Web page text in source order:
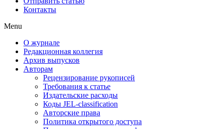
Контакты
Menu
О журнале
Редакционная коллегия
Архив выпусков
Авторам
Рецензирование рукописей
Требования к статье
Издательские расходы
Коды JEL-classification
Авторские права
Политика открытого доступа